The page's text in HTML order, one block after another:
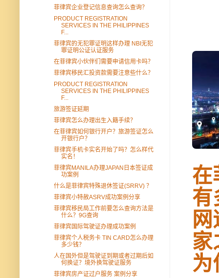
在
有
家
为
菲律宾企业登记信息查询怎么查询？
PRODUCT REGISTRATION
SERVICES IN THE PHILIPPINES
F...
菲律宾的无犯罪证明这样办理 NBI无犯
罪证明公证认证服务
在菲律宾小伙伴们需要申请信用卡吗？
菲律宾移民汇投资款需要注意些什么？
PRODUCT REGISTRATION
SERVICES IN THE PHILIPPINES
F...
旅游签证延期
菲律宾怎么办理出生入籍手续？
在菲律宾如何银行开户？旅游签证怎么
开银行户？
菲律宾手机卡实名开始了吗？怎么样代
实名！
菲律宾MANILA办理JAPAN日本签证成
功案例
什么是菲律宾特殊退休签证(SRRV) ？
菲律宾小特赦ASRV成功案例分享
菲律宾移民局工作前要怎么查询方法是
什么？9G查询
菲律宾国际驾驶证办理成功案例
菲律宾个人税务卡 TIN CARD怎么办理
多少钱？
人在国外但是驾驶证到期或者过期后如
何换证？境外换驾驶证服务
菲律宾房产证过户服务 案例分享